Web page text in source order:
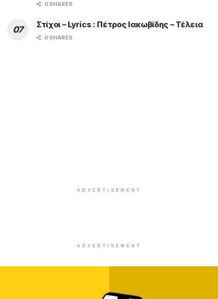
0 SHARES
Στίχοι – Lyrics : Πέτρος Ιακωβίδης – Τέλεια
0 SHARES
ADVERTISEMENT
ADVERTISEMENT